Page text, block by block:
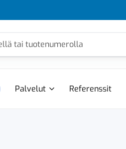
Palvelut Referenssit